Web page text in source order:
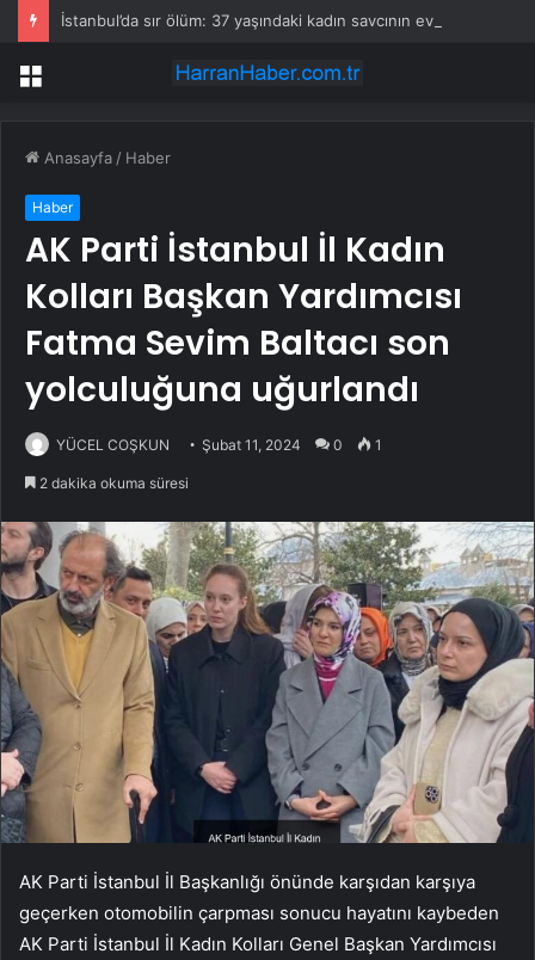
Menü
Anasayfa / Haber
Haber
AK Parti İstanbul İl Kadın
Kolları Başkan Yardımcısı
Fatma Sevim Baltacı son
yolculuğuna uğurlandı
YÜCEL COŞKUN Şubat 11, 2024 0 1
2 dakika okuma süresi
AK Parti İstanbul İl Başkanlığı önünde karşıdan karşıya
geçerken otomobilin çarpması sonucu hayatını kaybeden
AK Parti İstanbul İl Kadın Kolları Genel Başkan Yardımcısı